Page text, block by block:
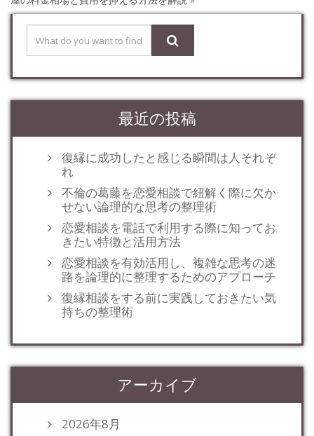
最近の投稿
復縁に成功したと感じる瞬間は人それぞ
れ
不倫の葛藤を恋愛相談で紐解く際に欠か
せない論理的な思考の整理術
恋愛相談を電話で利用する際に知ってお
きたい特徴と活用方法
恋愛相談を有効活用し、複雑な思考の迷
路を論理的に整理するためのアプローチ
復縁相談をする前に実践しておきたい気
持ちの整理術
アーカイブ
2026年8月